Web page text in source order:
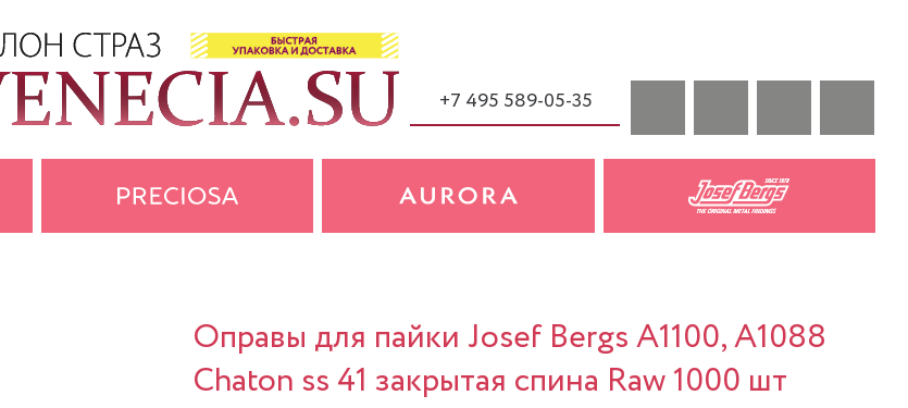
+7 495 589-05-35
Оправы для пайки Josef Bergs A1100, A1088
Chaton ss 41 закрытая спина Raw 1000 шт